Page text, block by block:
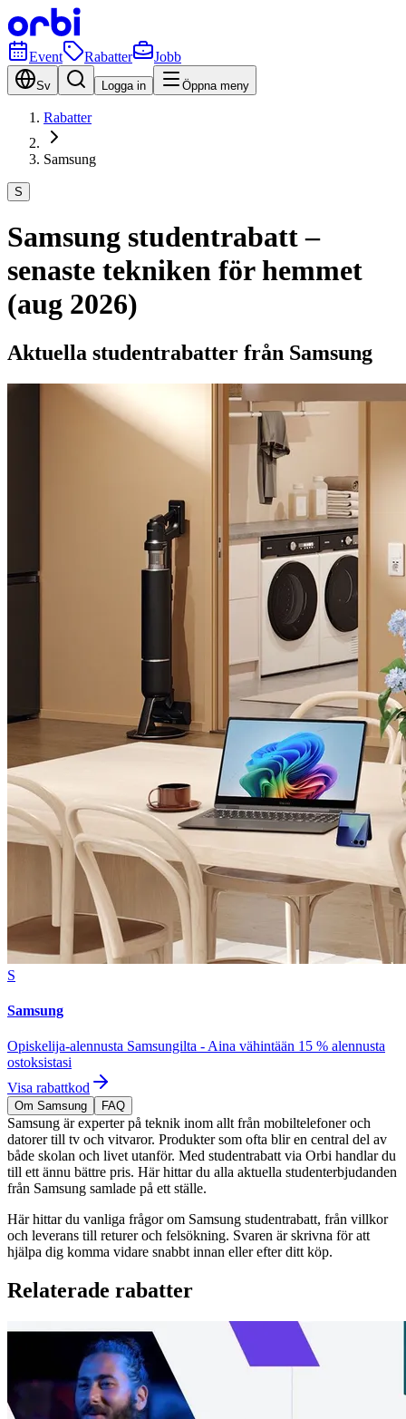
Event Rabatter Jobb
Sv Logga in Öppna meny
Rabatter
Samsung
S
Samsung studentrabatt –
senaste tekniken för hemmet
(aug 2026)
Aktuella studentrabatter från Samsung
S
Samsung
Opiskelija-alennusta Samsungilta - Aina vähintään 15 % alennusta
ostoksistasi
Visa rabattkod
Om Samsung FAQ
Samsung är experter på teknik inom allt från mobiltelefoner och
datorer till tv och vitvaror. Produkter som ofta blir en central del av
både skolan och livet utanför. Med studentrabatt via Orbi handlar du
till ett ännu bättre pris. Här hittar du alla aktuella studenterbjudanden
från Samsung samlade på ett ställe.
Här hittar du vanliga frågor om Samsung studentrabatt, från villkor
och leverans till returer och felsökning. Svaren är skrivna för att
hjälpa dig komma vidare snabbt innan eller efter ditt köp.
Relaterade rabatter